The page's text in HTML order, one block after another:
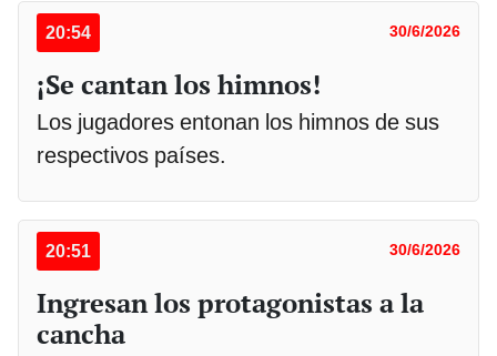
20:54 30/6/2026
¡Se cantan los himnos!
Los jugadores entonan los himnos de sus
respectivos países.
20:51 30/6/2026
Ingresan los protagonistas a la
cancha